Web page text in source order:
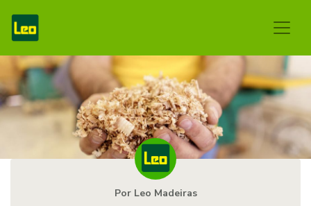
Por Leo Madeiras